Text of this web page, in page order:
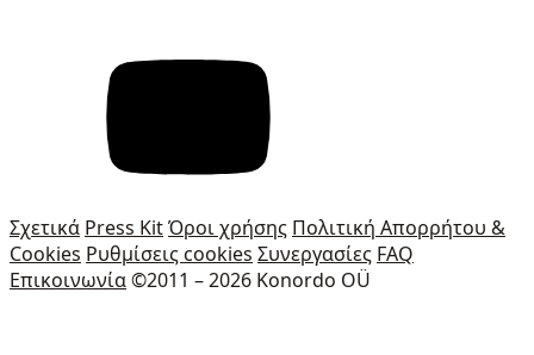
Σχετικά Press KitΌροι χρήσης Πολιτική Απορρήτου &
Cookies Ρυθμίσεις cookies Συνεργασίες FAQ
Επικοινωνία©2011 – 2026 Konordo OÜ